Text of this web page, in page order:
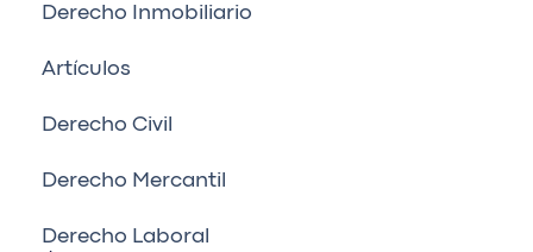
Derecho Inmobiliario
Artículos
Derecho Civil
Derecho Mercantil
Derecho Laboral